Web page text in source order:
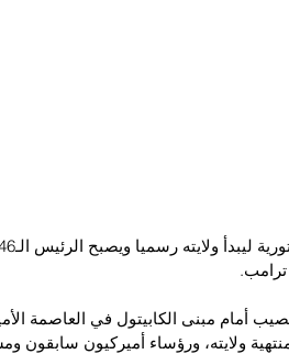
ترامب.
أمام مبنى الكابيتول في العاصمة
ولايته، ورؤساء أميركيون سابقون